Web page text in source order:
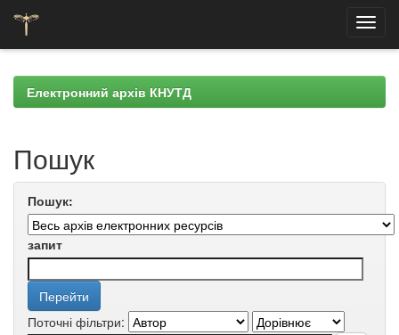
navigationЕлектронний архів КНУТД
Пошук
Пошук:
запит
Поточні фільтри: